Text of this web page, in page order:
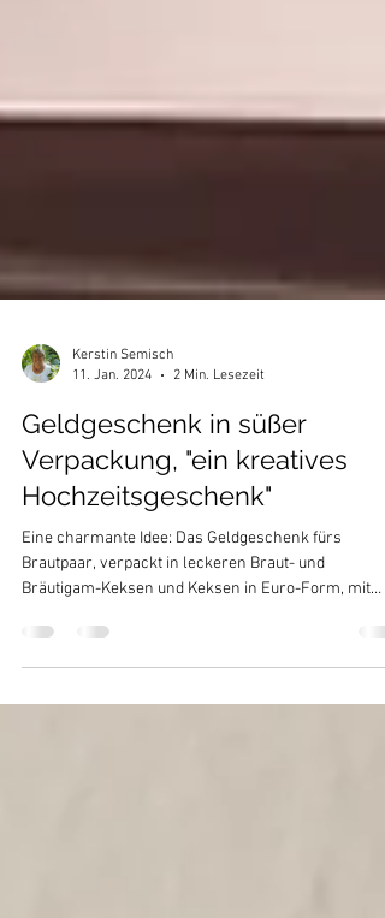
Kerstin Semisch
11. Jan. 2024
2 Min. Lesezeit
Geldgeschenk in süßer
Verpackung, "ein kreatives
Hochzeitsgeschenk"
Brautpaar, verpackt in leckeren Braut- und
Bräutigam-Keksen und Keksen in Euro-Form, mit